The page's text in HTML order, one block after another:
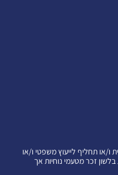
או תחליף לייעוץ משפטי ו/או
זכר מטעמי נוחיות אך